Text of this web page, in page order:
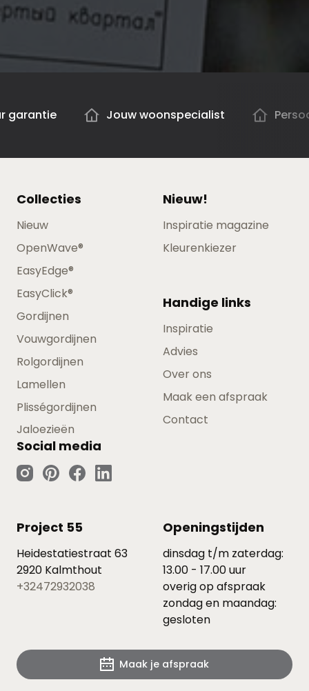
garantie Jouw woonspecialist
Project 55
Heidestatiestraat 63
2920 Kalmthout
+32472932038
Openingstijden
dinsdag t/m zaterdag:
13.00 - 17.00 uur
overig op afspraak
zondag en maandag:
gesloten
Maak je afspraak
Collecties
Nieuw
OpenWave®
EasyEdge®
EasyClick®
Gordijnen
Vouwgordijnen
Rolgordijnen
Lamellen
Plisségordijnen
Jaloezieën
Nieuw!
Inspiratie magazine
Kleurenkiezer
Handige links
Inspiratie
Advies
Over ons
Maak een afspraak
Contact
Social media